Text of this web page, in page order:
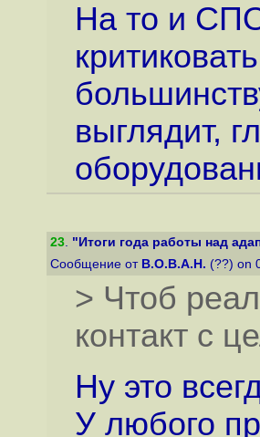
На то и
выглядит,
23. "Итоги года работы над
Сообщение от B.O.B.A.H. (??) on
> Чтоб
контакт с
Ну это
У любого